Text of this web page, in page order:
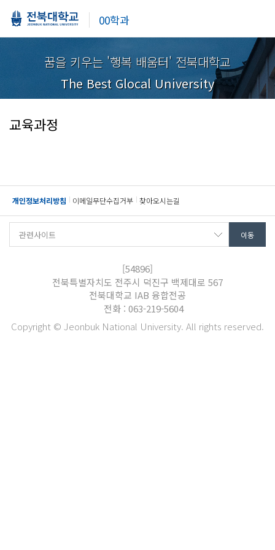
00학과
꿈을 키우는 '행복 배움터' 전북대학교
The Best Glocal University
교육과정
개인정보처리방침 이메일무단수집거부 찾아오시는길
[54896]
전북특별자치도 전주시 덕진구 백제대로 567
전북대학교 IAB 융합전공
전화 : 063-219-5604
Copyright © Jeonbuk National University. All rights reserved.